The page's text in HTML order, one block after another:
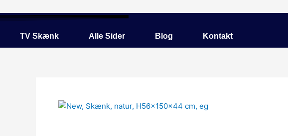
TV Skænk Alle Sider Blog Kontakt